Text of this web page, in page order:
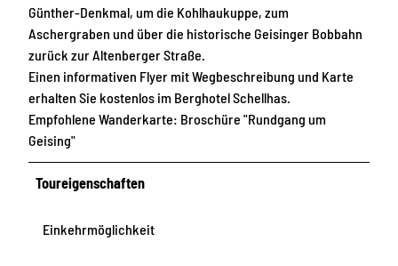
Günther-Denkmal, um die Kohlhaukuppe, zum
Aschergraben und über die historische Geisinger Bobbahn
zurück zur Altenberger Straße.
Einen informativen Flyer mit Wegbeschreibung und Karte
erhalten Sie kostenlos im Berghotel Schellhas.
Empfohlene Wanderkarte: Broschüre "Rundgang um
Geising"
Toureigenschaften
Einkehrmöglichkeit